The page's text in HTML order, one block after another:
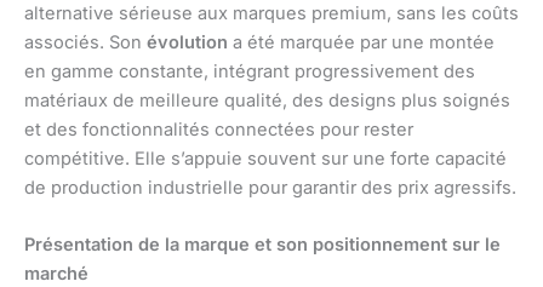
alternative sérieuse aux marques premium, sans les coûts
associés. Son évolution a été marquée par une montée
en gamme constante, intégrant progressivement des
matériaux de meilleure qualité, des designs plus soignés
et des fonctionnalités connectées pour rester
compétitive. Elle s’appuie souvent sur une forte capacité
de production industrielle pour garantir des prix agressifs.
Présentation de la marque et son positionnement sur le
marché